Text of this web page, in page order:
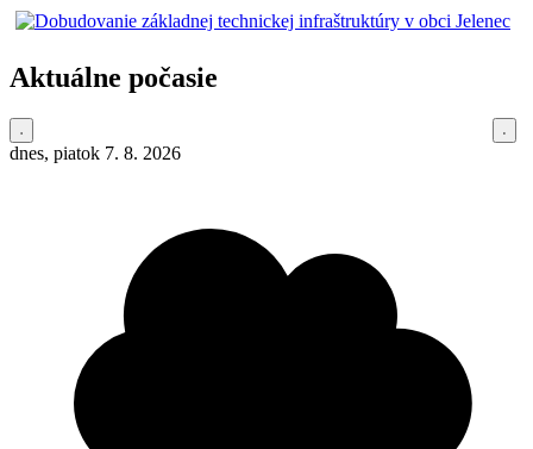
Aktuálne počasie
dnes, piatok 7. 8. 2026